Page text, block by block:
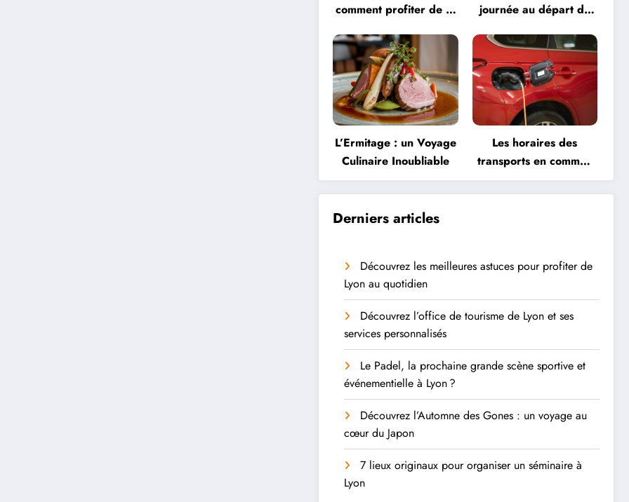
comment profiter de la
journée au départ de
L’Ermitage : un Voyage
Culinaire Inoubliable
Les horaires des
transports en commun
à Lyon
Derniers articles
Découvrez les meilleures astuces pour profiter de
Lyon au quotidien
Découvrez l’office de tourisme de Lyon et ses
services personnalisés
Le Padel, la prochaine grande scène sportive et
événementielle à Lyon ?
Découvrez l’Automne des Gones : un voyage au
cœur du Japon
7 lieux originaux pour organiser un séminaire à
Lyon